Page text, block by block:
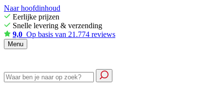
Naar hoofdinhoud
Eerlijke prijzen
Snelle levering & verzending
9,0 Op basis van 21.774 reviews
Menu